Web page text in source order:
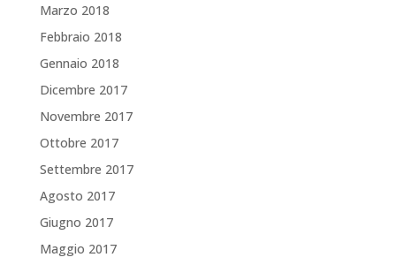
Marzo 2018
Febbraio 2018
Gennaio 2018
Dicembre 2017
Novembre 2017
Ottobre 2017
Settembre 2017
Agosto 2017
Giugno 2017
Maggio 2017